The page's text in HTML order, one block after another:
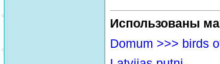
Использованы
Domum >>> birds